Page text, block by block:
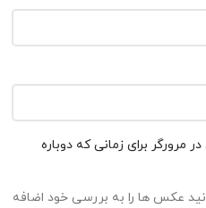
برای زمانی که دوباره
ها را به بررسی خود اضافه